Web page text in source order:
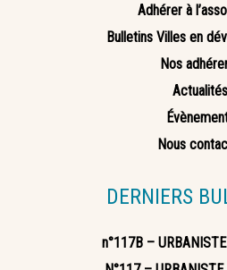
Adhérer à
Bulletins Villes en
Nos
Actualités
Nous
DERNIERS
n°117B –